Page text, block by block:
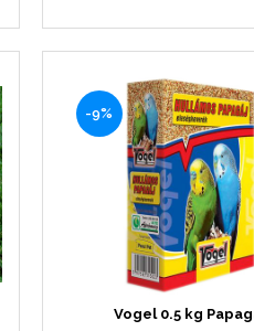
-9%
Vogel 0.5 kg